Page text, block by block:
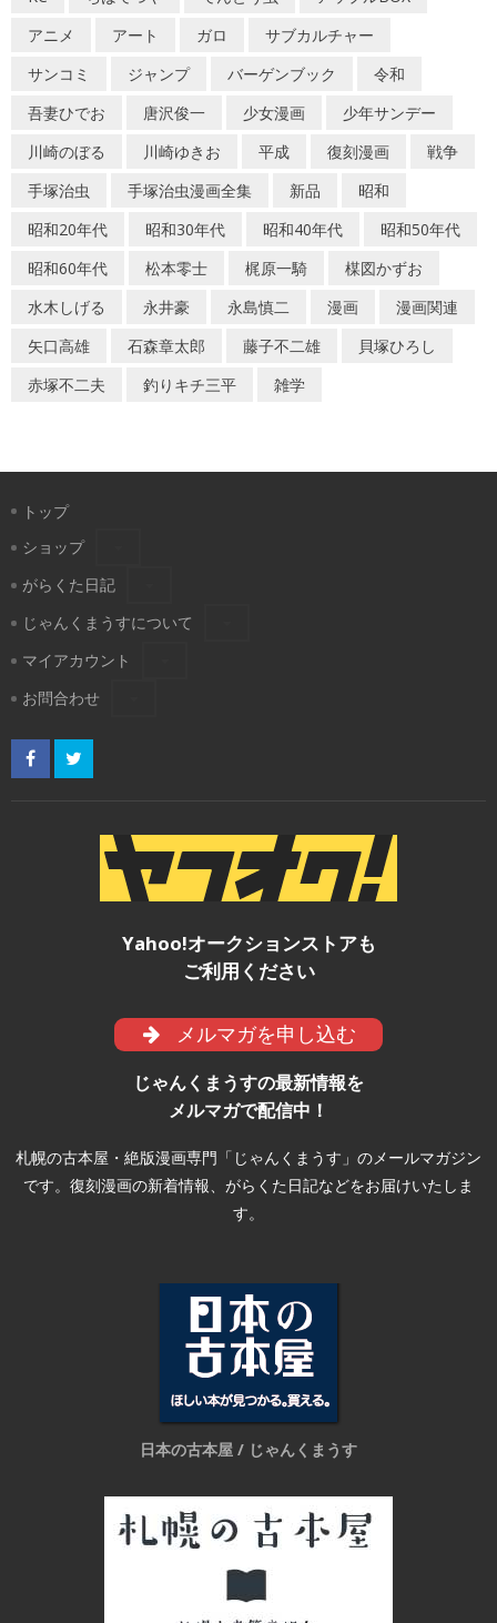
アニメ
アート ガロ
サブカルチャー
サンコミ
ジャンプ バーゲンブック
令和
吾妻ひでお
唐沢俊一 少女漫画
少年サンデー
川崎のぼる
川崎ゆきお 平成 復刻漫画
戦争
手塚治虫
手塚治虫漫画全集 新品
昭和
昭和20年代
昭和30年代 昭和40年代
昭和50年代
昭和60年代
松本零士 梶原一騎
楳図かずお
水木しげる
永井豪 永島慎二 漫画
漫画関連
矢口高雄
石森章太郎 藤子不二雄
貝塚ひろし
赤塚不二夫
釣りキチ三平 雑学
トップ
ショップ
がらくた日記
じゃんくまうすについて
マイアカウント
お問合わせ
Yahoo!オークションストアも
ご利用ください
メルマガを申し込む
じゃんくまうすの最新情報を
メルマガで配信中！
札幌の古本屋・絶版漫画専門「じゃんくまうす」のメールマガジン
です。復刻漫画の新着情報、がらくた日記などをお届けいたしま
す。
日本の古本屋 / じゃんくまうす